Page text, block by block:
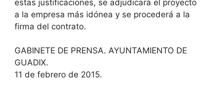
estas justificaciones, se adjudicará el proyecto
a la empresa más idónea y se procederá a la
firma del contrato.
GABINETE DE PRENSA. AYUNTAMIENTO DE
GUADIX.
11 de febrero de 2015.